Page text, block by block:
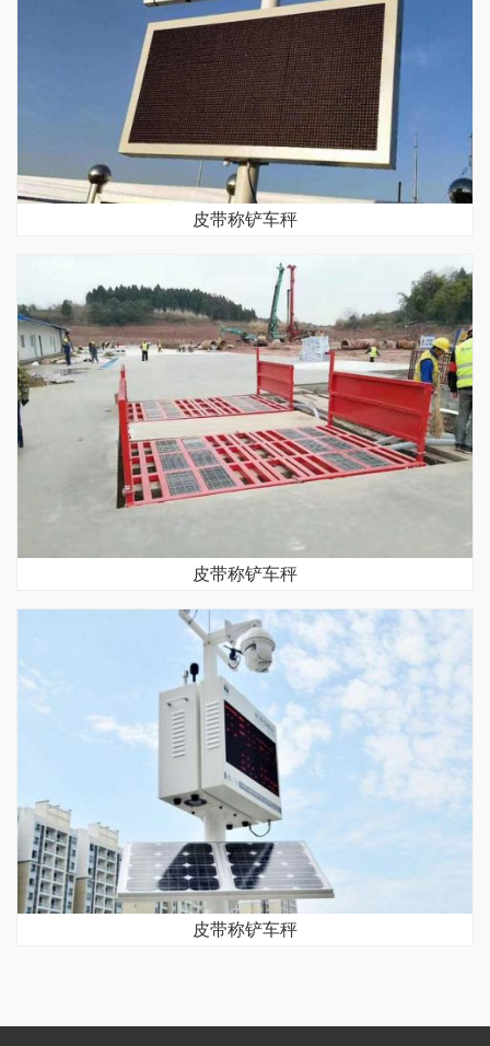
皮带称铲车秤
皮带称铲车秤
皮带称铲车秤